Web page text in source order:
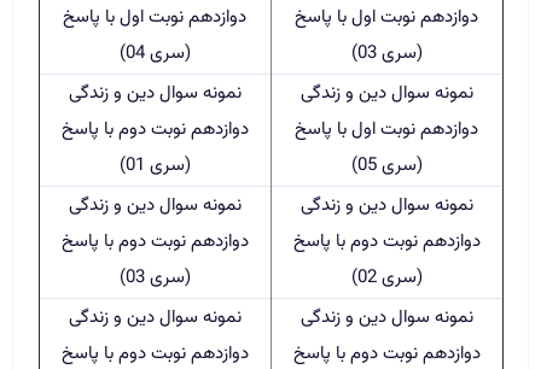
دوازدهم نوبت اول با پاسخ
(سری 03)
دوازدهم نوبت اول با پاسخ
(سری 04)
نمونه سوال دین و زندگی
دوازدهم نوبت اول با پاسخ
(سری 05)
نمونه سوال دین و زندگی
دوازدهم نوبت دوم با پاسخ
(سری 01)
نمونه سوال دین و زندگی
دوازدهم نوبت دوم با پاسخ
(سری 02)
نمونه سوال دین و زندگی
دوازدهم نوبت دوم با پاسخ
(سری 03)
نمونه سوال دین و زندگی
دوازدهم نوبت دوم با پاسخ
نمونه سوال دین و زندگی
دوازدهم نوبت دوم با پاسخ